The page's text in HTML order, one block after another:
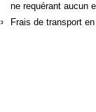
ne requérant aucun
Frais de transport